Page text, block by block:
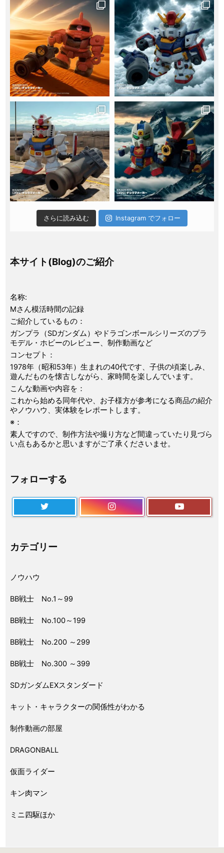
さらに読み込む Instagram でフォロー
本サイト(Blog)のご紹介
名称:
Mさん模活時間の記録
ご紹介しているもの：
ガンプラ（SDガンダム）やドラゴンボールシリーズのプラ
モデル・ホビーのレビュー、制作動画など
コンセプト：
1978年（昭和53年）生まれの40代です、子供の頃楽しみ、
遊んだものを懐古しながら、家時間を楽しんでいます。
こんな動画や内容を：
これから始める同年代や、お子様方が参考になる商品の紹介
やノウハウ、実体験をレポートします。
※：
素人ですので、制作方法や撮り方など間違っていたり見づら
い点もあるかと思いますがご了承くださいませ。
フォローする
カテゴリー
ノウハウ
BB戦士 No.1～99
BB戦士 No.100～199
BB戦士 No.200 ～299
BB戦士 No.300 ～399
SDガンダムEXスタンダード
キット・キャラクターの関係性がわかる
制作動画の部屋
DRAGONBALL
仮面ライダー
キン肉マン
ミニ四駆ほか